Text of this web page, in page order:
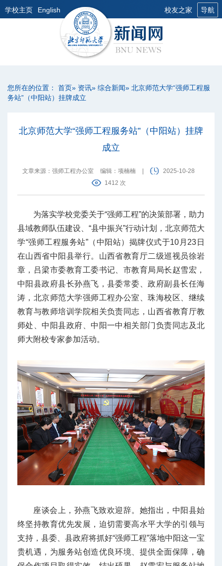
学校主页 English 校友之家 导航
您所在的位置： 首页» 资讯» 综合新闻» 北京师范大学“强师工程服
务站”（中阳站）挂牌成立
北京师范大学“强师工程服务站”（中阳站）挂牌
成立
文章来源：强师工程办公室 编辑：项楠楠
2025-10-28
1412 次
为落实学校党委关于“强师工程”的决策部署，助力
县域教师队伍建设、“县中振兴”行动计划，北京师范大
学“强师工程服务站”（中阳站）揭牌仪式于10月23日
在山西省中阳县举行。山西省教育厅二级巡视员徐岩
章，吕梁市委教育工委书记、市教育局局长赵雪宏，
中阳县政府县长孙燕飞，县委常委、政府副县长任海
涛，北京师范大学强师工程办公室、珠海校区、继续
教育与教师培训学院相关负责同志，山西省教育厅教
师处、中阳县政府、中阳一中相关部门负责同志及北
师大附校专家参加活动。
座谈会上，孙燕飞致欢迎辞。她指出，中阳县始
终坚持教育优先发展，迫切需要高水平大学的引领与
支持，县委、县政府将抓好“强师工程”落地中阳这一宝
贵机遇，为服务站创造优良环境、提供全面保障，确